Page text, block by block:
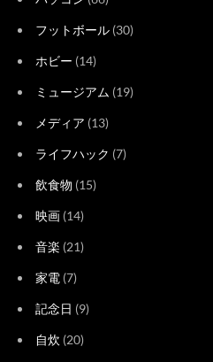
フットボール (30)
ホビー (14)
ミュージアム (19)
メディア (13)
ライフハック (7)
飲食物 (15)
映画 (14)
音楽 (21)
家電 (7)
記念日 (9)
自炊 (20)